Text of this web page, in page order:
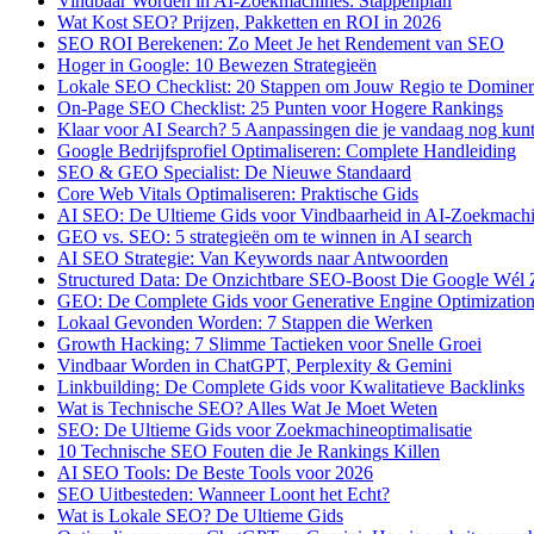
Wat Kost SEO? Prijzen, Pakketten en ROI in 2026
SEO ROI Berekenen: Zo Meet Je het Rendement van SEO
Hoger in Google: 10 Bewezen Strategieën
Lokale SEO Checklist: 20 Stappen om Jouw Regio te
On-Page SEO Checklist: 25 Punten voor Hogere Rankings
Klaar voor AI Search? 5 Aanpassingen die je vandaag nog
Google Bedrijfsprofiel Optimaliseren: Complete Handleiding
SEO & GEO Specialist: De Nieuwe Standaard
Core Web Vitals Optimaliseren: Praktische Gids
AI SEO: De Ultieme Gids voor Vindbaarheid in AI-
GEO vs. SEO: 5 strategieën om te winnen in AI search
AI SEO Strategie: Van Keywords naar Antwoorden
Structured Data: De Onzichtbare SEO-Boost Die Google Wél
GEO: De Complete Gids voor Generative Engine Optimization
Lokaal Gevonden Worden: 7 Stappen die Werken
Growth Hacking: 7 Slimme Tactieken voor Snelle Groei
Vindbaar Worden in ChatGPT, Perplexity & Gemini
Linkbuilding: De Complete Gids voor Kwalitatieve Backlinks
Wat is Technische SEO? Alles Wat Je Moet Weten
SEO: De Ultieme Gids voor Zoekmachineoptimalisatie
10 Technische SEO Fouten die Je Rankings Killen
AI SEO Tools: De Beste Tools voor 2026
SEO Uitbesteden: Wanneer Loont het Echt?
Wat is Lokale SEO? De Ultieme Gids